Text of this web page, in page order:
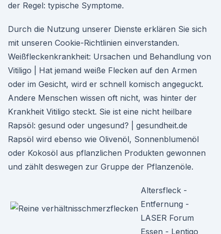
der Regel: typische Symptome.
Durch die Nutzung unserer Dienste erklären Sie sich
mit unseren Cookie-Richtlinien einverstanden.
Weißfleckenkrankheit: Ursachen und Behandlung von
Vitiligo | Hat jemand weiße Flecken auf den Armen
oder im Gesicht, wird er schnell komisch angeguckt.
Andere Menschen wissen oft nicht, was hinter der
Krankheit Vitiligo steckt. Sie ist eine nicht heilbare
Rapsöl: gesund oder ungesund? | gesundheit.de
Rapsöl wird ebenso wie Olivenöl, Sonnenblumenöl
oder Kokosöl aus pflanzlichen Produkten gewonnen
und zählt deswegen zur Gruppe der Pflanzenöle.
Altersfleck -
Entfernung -
LASER Forum
Essen - Lentigo